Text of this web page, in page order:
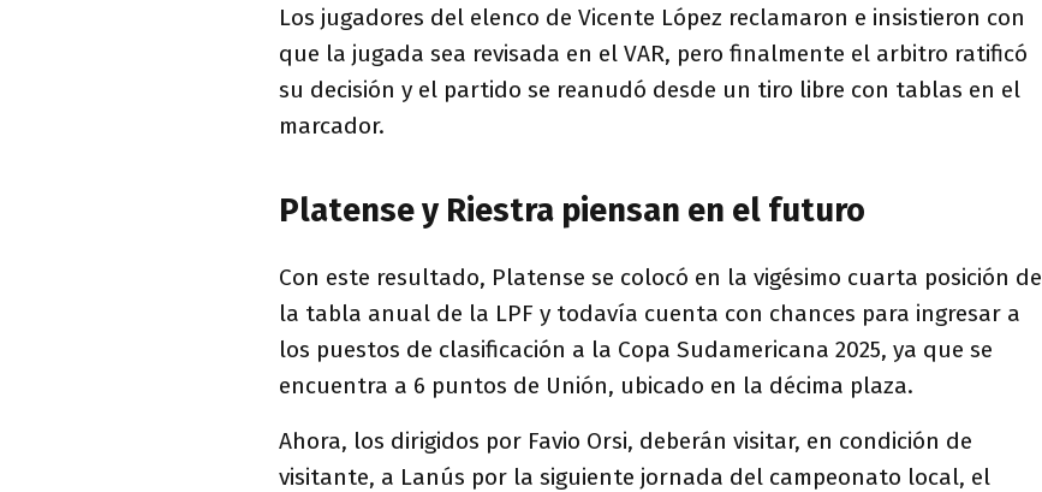
Los jugadores del elenco de Vicente López reclamaron e insistieron con
que la jugada sea revisada en el VAR, pero finalmente el arbitro ratificó
su decisión y el partido se reanudó desde un tiro libre con tablas en el
marcador.
Platense y Riestra piensan en el futuro
Con este resultado, Platense se colocó en la vigésimo cuarta posición de
la tabla anual de la LPF y todavía cuenta con chances para ingresar a
los puestos de clasificación a la Copa Sudamericana 2025, ya que se
encuentra a 6 puntos de Unión, ubicado en la décima plaza.
Ahora, los dirigidos por Favio Orsi, deberán visitar, en condición de
visitante, a Lanús por la siguiente jornada del campeonato local, el